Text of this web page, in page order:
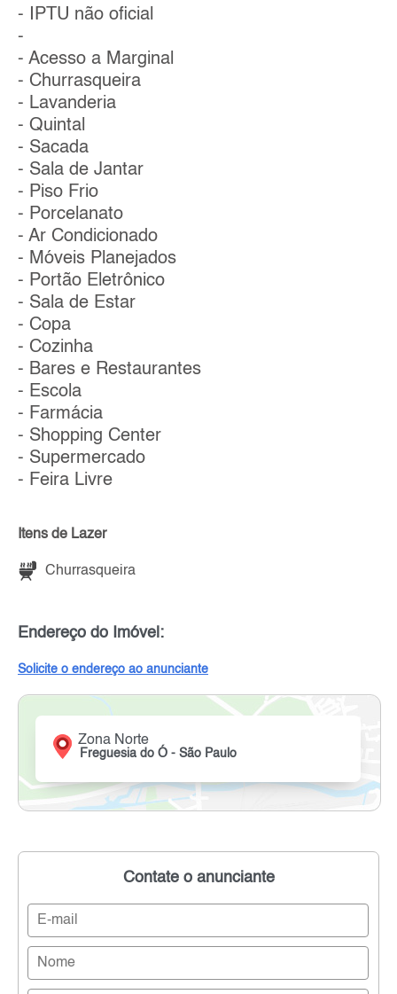
- IPTU não oficial
-
- Acesso a Marginal
- Churrasqueira
- Lavanderia
- Quintal
- Sacada
- Sala de Jantar
- Piso Frio
- Porcelanato
- Ar Condicionado
- Móveis Planejados
- Portão Eletrônico
- Sala de Estar
- Copa
- Cozinha
- Bares e Restaurantes
- Escola
- Farmácia
- Shopping Center
- Supermercado
- Feira Livre
Itens de Lazer
Churrasqueira
Endereço do Imóvel:
Solicite o endereço ao anunciante
Zona Norte
Freguesia do Ó - São Paulo
Contate o anunciante